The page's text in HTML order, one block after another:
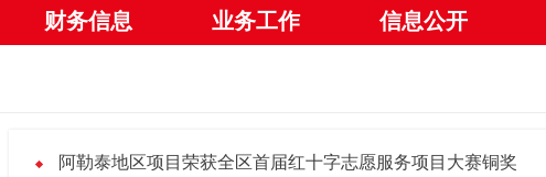
财务信息 业务工作 信息公开
阿勒泰地区项目荣获全区首届红十字志愿服务项目大赛铜奖